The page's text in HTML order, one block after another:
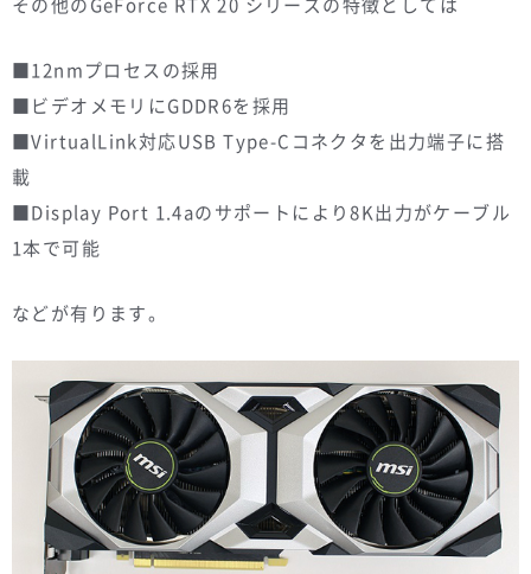
■12nmプロセスの採用
■ビデオメモリにGDDR6を採用
■VirtualLink対応USB Type-Cコネクタを出力端子に搭
載
■Display Port 1.4aのサポートにより8K出力がケーブル
1本で可能
などが有ります。